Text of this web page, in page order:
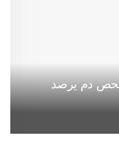
فحص دم يرصد